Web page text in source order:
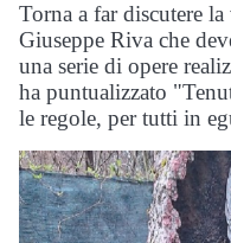
Torna a far discutere
Giuseppe Riva che
una serie di opere
ha puntualizzato
le regole, per tutti in